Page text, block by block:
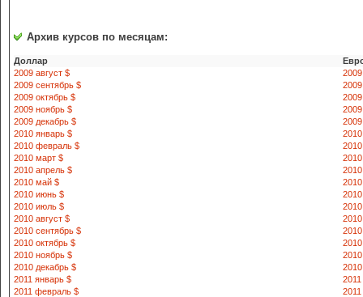
Архив курсов по месяцам:
Доллар
2009 август $
2009
2009 сентябрь $
2009 октябрь $
2009 ноябрь $
2009 декабрь $
2010 январь $
2010 февраль $
2010 март $
2010 апрель $
2010 май $
2010 июнь $
2010 июль $
2010 август $
2010
2010 сентябрь $
2010 октябрь $
2010 ноябрь $
2010 декабрь $
2011 январь $
2011 февраль $